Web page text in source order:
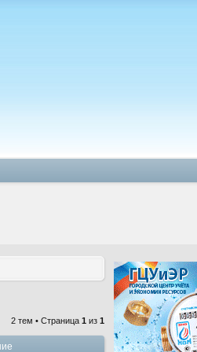
2 тем • Страница 1 из 1